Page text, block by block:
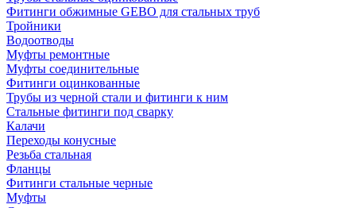
Фитинги обжимные GEBO для стальных труб
Тройники
Водоотводы
Муфты ремонтные
Муфты соединительные
Фитинги оцинкованные
Трубы из черной стали и фитинги к ним
Стальные фитинги под сварку
Калачи
Переходы конусные
Резьба стальная
Фланцы
Фитинги стальные черные
Муфты